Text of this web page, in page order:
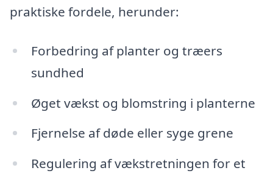
praktiske fordele, herunder:
Forbedring af planter og træers
sundhed
Øget vækst og blomstring i planterne
Fjernelse af døde eller syge grene
Regulering af vækstretningen for et